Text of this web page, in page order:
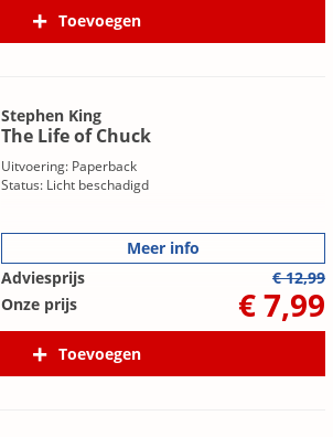
Toevoegen
Stephen King
The Life of Chuck
Uitvoering: Paperback
Status: Licht beschadigd
Meer info
Adviesprijs
€ 12,99
Onze prijs
€ 7,99
Toevoegen